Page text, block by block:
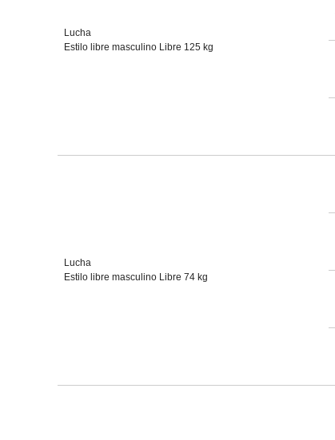
Lucha
Estilo libre masculino Libre 125 kg
Lucha
Estilo libre masculino Libre 74 kg